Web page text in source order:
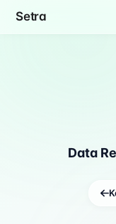
Setra
Data